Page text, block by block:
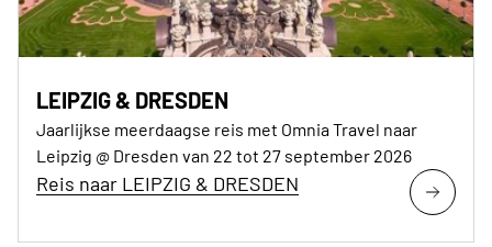
LEIPZIG & DRESDEN
Jaarlijkse meerdaagse reis met Omnia Travel naar
Leipzig @ Dresden van 22 tot 27 september 2026
Reis naar LEIPZIG & DRESDEN